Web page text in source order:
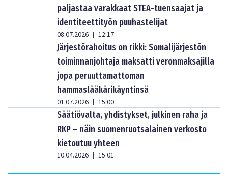
paljastaa varakkaat STEA-tuensaajat ja
identiteettityön puuhastelijat
08.07.2026 | 12:17
Järjestörahoitus on rikki: Somalijärjestön
toiminnanjohtaja maksatti veronmaksajilla
jopa peruuttamattoman
hammaslääkärikäyntinsä
01.07.2026 | 15:00
Säätiövalta, yhdistykset, julkinen raha ja
RKP – näin suomenruotsalainen verkosto
kietoutuu yhteen
10.04.2026 | 15:01